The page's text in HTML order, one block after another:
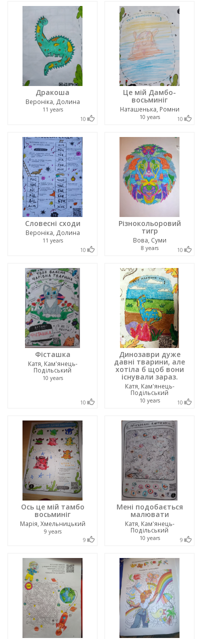
Дракоша
Вероніка, Долина
11 years
10
Це мій Дамбо-
восьминіг
Наташенька, Ромни
10 years 10
Словесні сходи
Вероніка, Долина
11 years
10
Різнокольоровий
тигр
Вова, Суми
8 years 10
Фісташка
Катя, Кам'янець-
Подільський
10 years
10
Динозаври дуже
давні тварини, але
хотіла б щоб вони
існували зараз.
Катя, Кам'янець-
Подільський
10 years 10
Ось це мій тамбо
восьминіг
Марія, Хмельницький
9 years
9
Мені подобається
малювати
Катя, Кам'янець-
Подільський
10 years 9